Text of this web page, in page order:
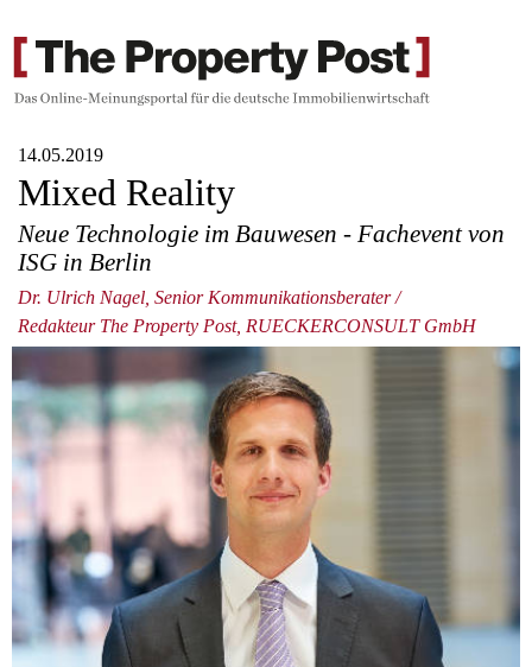
14.05.2019
Mixed Reality
Neue Technologie im Bauwesen - Fachevent von
ISG in Berlin
Dr. Ulrich Nagel, Senior Kommunikationsberater /
Redakteur The Property Post, RUECKERCONSULT GmbH